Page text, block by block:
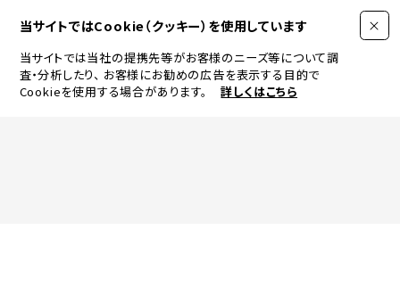
当サイトではCookie（クッキー）を使用しています
当サイトでは当社の提携先等がお客様のニーズ等について調
査・分析したり、 お客様にお勧めの広告を表示する目的で
Cookieを使用する場合があります。
詳しくはこちら